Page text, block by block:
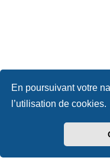
En poursuivant votre
l’utilisation de cookies.